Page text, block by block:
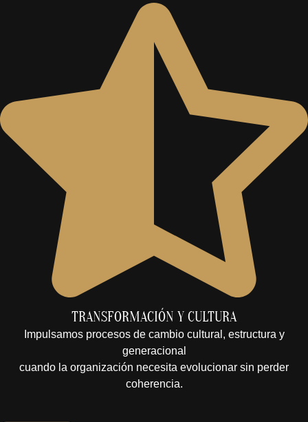
TRANSFORMACIÓN Y CULTURA
Impulsamos procesos de cambio cultural, estructura y
generacional
cuando la organización necesita evolucionar sin perder
coherencia.